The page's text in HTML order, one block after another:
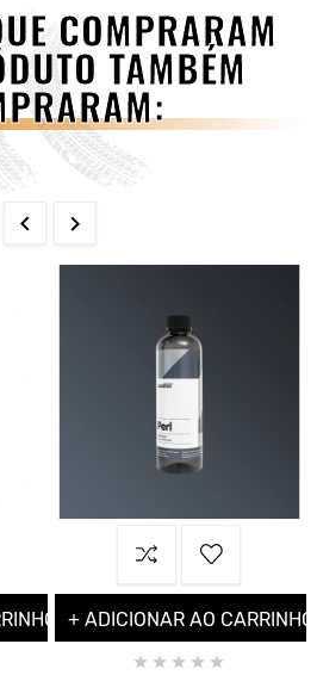
COMPRARAM
TAMBÉM
 
+ ADICIONAR AO CARRINHO
    